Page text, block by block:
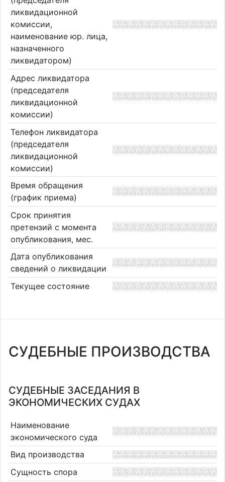
ликвидационной
комиссии,
наименование юр. лица,
назначенного
ликвидатором)
Адрес ликвидатора
(председателя
ликвидационной
комиссии)
Телефон ликвидатора
(председателя
ликвидационной
комиссии)
Время обращения
(график приема)
Срок принятия
претензий с момента
опубликования, мес.
Дата опубликования
сведений о ликвидации
Текущее состояние
СУДЕБНЫЕ ПРОИЗВОДСТВА
СУДЕБНЫЕ ЗАСЕДАНИЯ В
ЭКОНОМИЧЕСКИХ СУДАХ
Наименование
экономического суда
Вид производства
Сущность спора